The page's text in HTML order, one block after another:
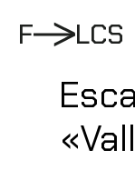
contenido
F LCS